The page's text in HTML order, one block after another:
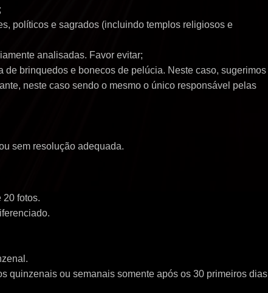
políticos e sagrados (incluindo templos religiosos e
analisadas. Favor evitar;
de brinquedos e bonecos de pelúcia. Neste caso, sugerimos
neste caso sendo o mesmo o único responsável pelas
sem resolução adequada.
20 fotos.
quinzenais ou semanais somente após os 30 primeiros dias